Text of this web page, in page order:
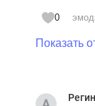
0
Показать